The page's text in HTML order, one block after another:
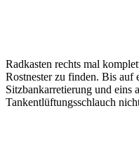
Radkasten rechts mal
Rostnester zu finden. Bis auf
Sitzbankarretierung und eins
Tankentlüftungsschlauch